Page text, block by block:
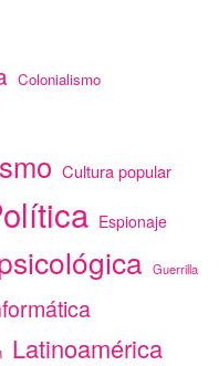
Colonialismo
Cultura popular
Espionaje
Guerrilla
Latinoamérica